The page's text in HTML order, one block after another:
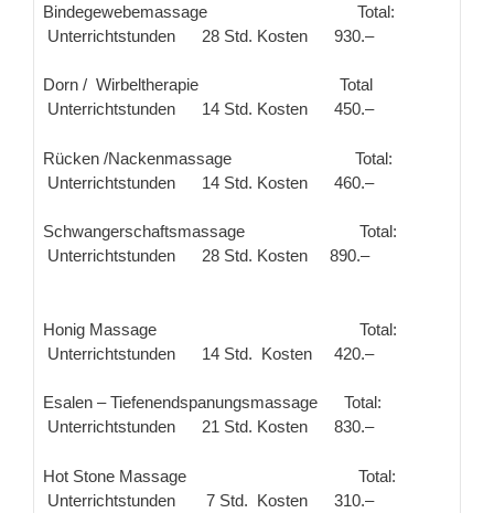
Bindegewebemassage Total:
Unterrichtstunden 28 Std. Kosten 930.–
Dorn / Wirbeltherapie Total
Unterrichtstunden 14 Std. Kosten 450.–
Rücken /Nackenmassage Total:
Unterrichtstunden 14 Std. Kosten 460.–
Schwangerschaftsmassage Total:
Unterrichtstunden 28 Std. Kosten 890.–
Honig Massage Total:
Unterrichtstunden 14 Std. Kosten 420.–
Esalen – Tiefenendspanungsmassage Total:
Unterrichtstunden 21 Std. Kosten 830.–
Hot Stone Massage Total:
Unterrichtstunden 7 Std. Kosten 310.–